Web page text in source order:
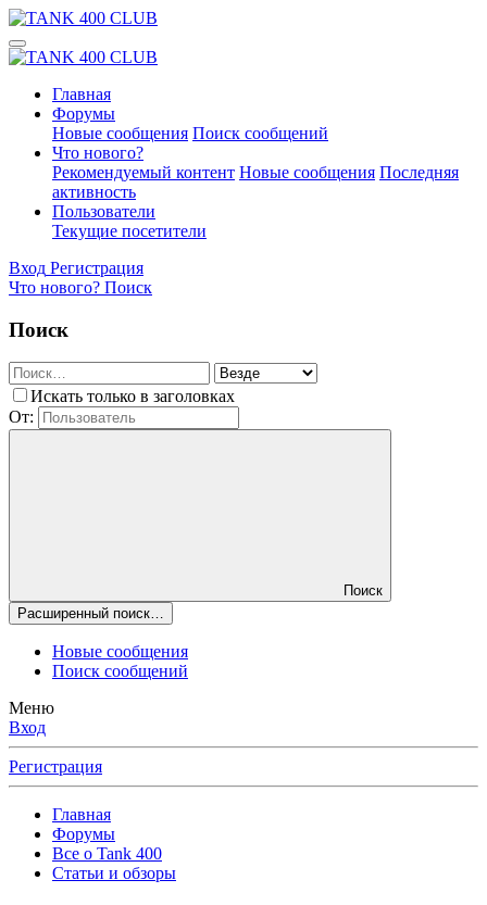
Главная
Форумы
Новые сообщения Поиск сообщений
Что нового?
Рекомендуемый контент Новые сообщения Последняя
активность
Пользователи
Текущие посетители
Вход Регистрация
Что нового? Поиск
Поиск
Искать только в заголовках
От:
Поиск
Расширенный поиск…
Новые сообщения
Поиск сообщений
Меню
Вход
Регистрация
Главная
Форумы
Все о Tank 400
Статьи и обзоры